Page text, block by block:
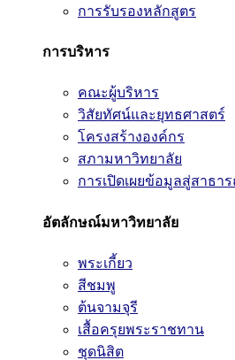
การรับรองหลักสูตร
การบริหาร
คณะผู้บริหาร
วิสัยทัศน์และยุทธศาสตร์
โครงสร้างองค์กร
สภามหาวิทยาลัย
การเปิดเผยข้อมูลสู่สาธา
อัตลักษณ์มหาวิทยาลัย
พระเกี้ยว
สีชมพู
ต้นจามจุรี
เสื้อครุยพระราชทาน
ชุดนิสิต